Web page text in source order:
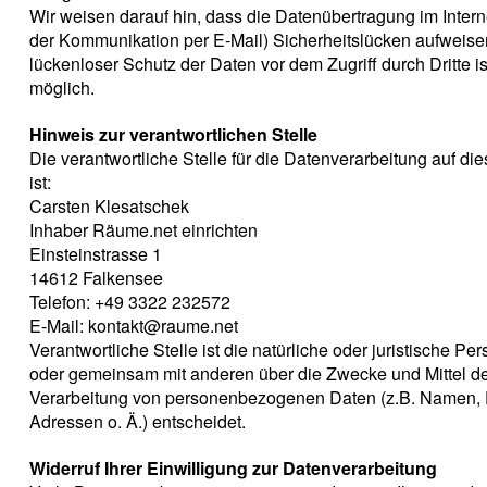
Wir weisen darauf hin, dass die Datenübertragung im
der Kommunikation per E-Mail) Sicherheitslücken
lückenloser Schutz der Daten vor dem Zugriff durch Dritte
möglich.
Hinweis zur verantwortlichen Stelle
Die verantwortliche Stelle für die Datenverarbeitung auf
ist:
Carsten Klesatschek
Inhaber Räume.net einrichten
Einsteinstrasse 1
14612 Falkensee
Telefon: +49 3322 232572
E-Mail: kontakt@raume.net
Verantwortliche Stelle ist die natürliche oder juristische
oder gemeinsam mit anderen über die Zwecke und Mittel
Verarbeitung von personenbezogenen Daten (z.B. Namen,
Adressen o. Ä.) entscheidet.
Widerruf Ihrer Einwilligung zur Datenverarbeitung